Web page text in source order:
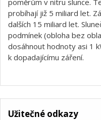
poměrům v nitru slunce.
probíhají již 5 miliard let.
dalších 15 miliard let.
podmínek (obloha bez
dosáhnout hodnoty asi 1
k dopadajícímu záření.
Užitečné odkazy